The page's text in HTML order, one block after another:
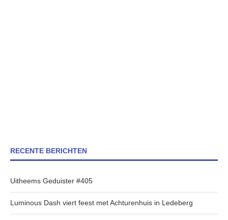
RECENTE BERICHTEN
Uitheems Geduister #405
Luminous Dash viert feest met Achturenhuis in Ledeberg